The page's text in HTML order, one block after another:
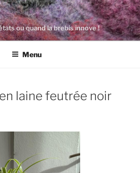
ou quand la brebis innove !
Menu
laine feutrée noir